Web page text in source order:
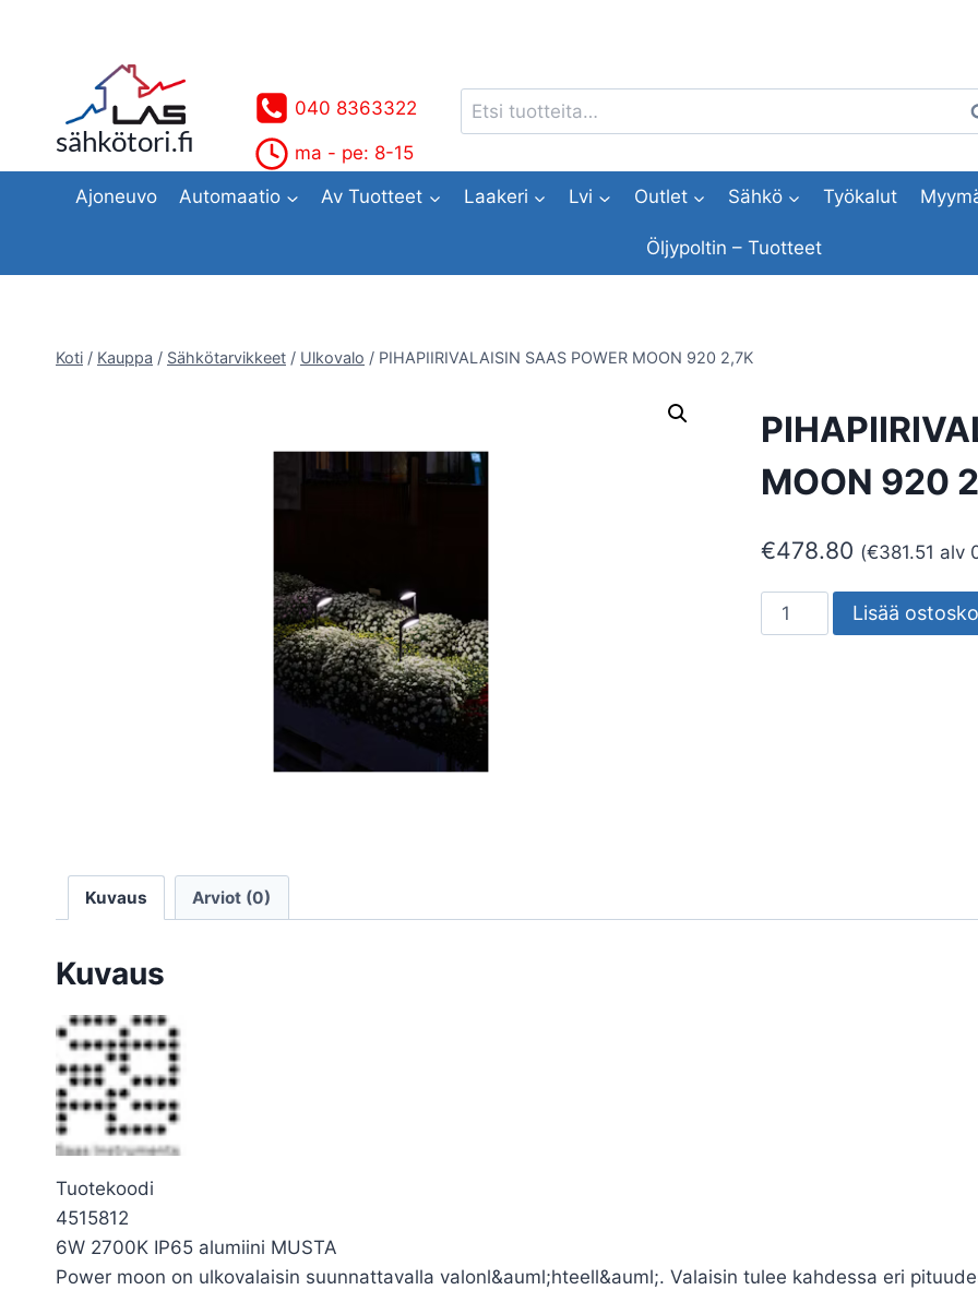
sähkötori.fi
040 8363322
ma - pe: 8-15
Etsi:
Ajoneuvo Automaatio Av Tuotteet Laakeri Lvi Outlet Sähkö Työkalut
Öljypoltin – Tuotteet
Koti / Kauppa / Sähkötarvikkeet / Ulkovalo / PIHAPIIRIVALAISIN SAAS POWER MOON 920 2,7K
MOON 920
€478.80 (€381.51 alv
PIHAPIIRIVALAISIN
SAAS
Lisää
Kuvaus Arviot (0)
Kuvaus
Tuotekoodi
4515812
6W 2700K IP65 alumiini MUSTA
Power moon on ulkovalaisin suunnattavalla valonl&auml;hteell&auml;. Valaisin tulee kahdessa eri